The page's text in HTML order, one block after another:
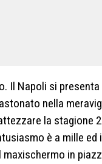
Il Napoli si
nella
la stagione
è a mille
maxischermo in